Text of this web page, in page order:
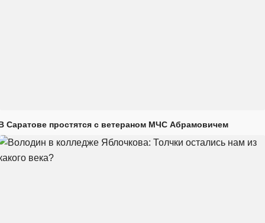
Саратове простятся с ветераном МЧС Абрамовичем